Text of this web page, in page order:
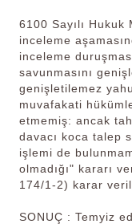
6100 Sayılı
inceleme
inceleme
savunmasını
genişletilemez
muvafakati
etmemiş: ancak
davacı koca talep
işlemi de
olmadığı" kararı
174/1-2) karar
SONUÇ : Temyiz